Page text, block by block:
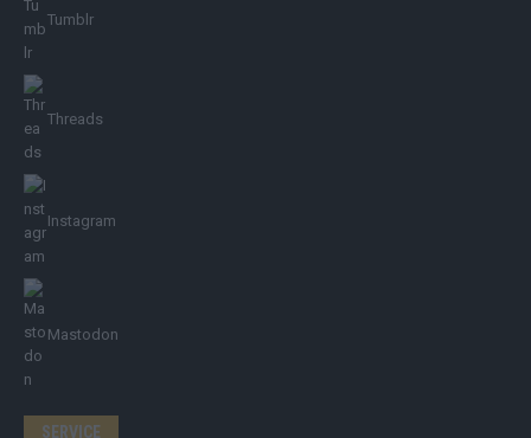
Tumblr
Threads
Instagram
Mastodon
SERVICE